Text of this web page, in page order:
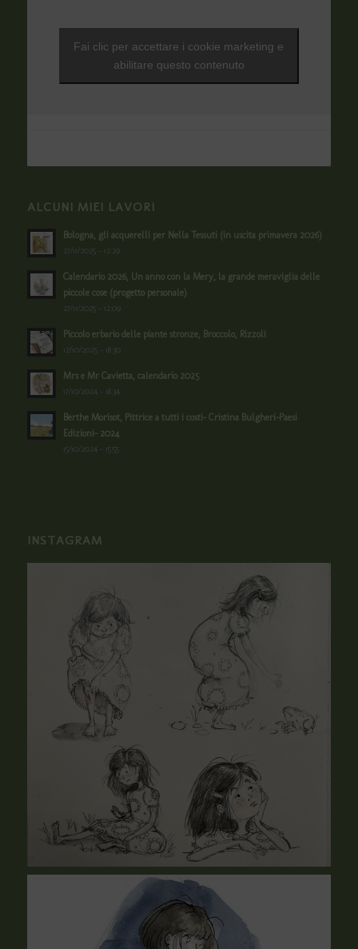
Fai clic per accettare i cookie marketing e
abilitare questo contenuto
ALCUNI MIEI LAVORI
Bologna, gli acquerelli per Nella Tessuti (in uscita primavera 2026)
27/11/2025 - 12:29
Calendario 2026, Un anno con la Mery, la grande meraviglia delle
piccole cose (progetto personale)
27/11/2025 - 12:09
Piccolo erbario delle piante stronze, Broccolo, Rizzoli
12/10/2025 - 18:30
Mrs e Mr Cavietta, calendario 2025
17/10/2024 - 18:34
Berthe Morisot, Pittrice a tutti i costi- Cristina Bulgheri-Paesi
Edizioni- 2024
15/10/2024 - 15:55
INSTAGRAM